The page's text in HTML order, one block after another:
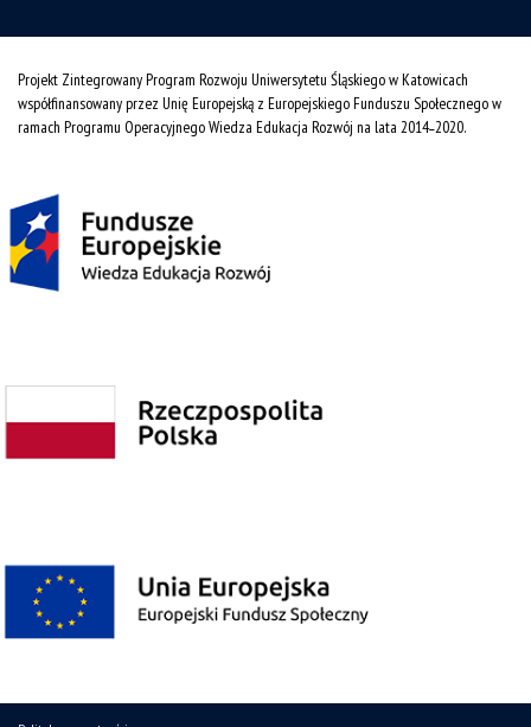
Projekt Zintegrowany Program Rozwoju Uniwersytetu Śląskiego w Katowicach
współfinansowany przez Unię Europejską z Europejskiego Funduszu Społecznego w
ramach Programu Operacyjnego Wiedza Edukacja Rozwój na lata 2014˗2020.